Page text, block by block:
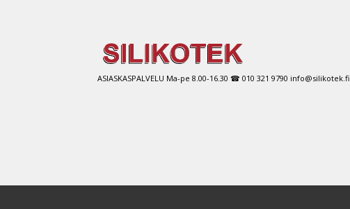
ASIASKASPALVELU Ma-pe 8.00-16.30 ☎ 010 321 9790 info@silikotek.fi